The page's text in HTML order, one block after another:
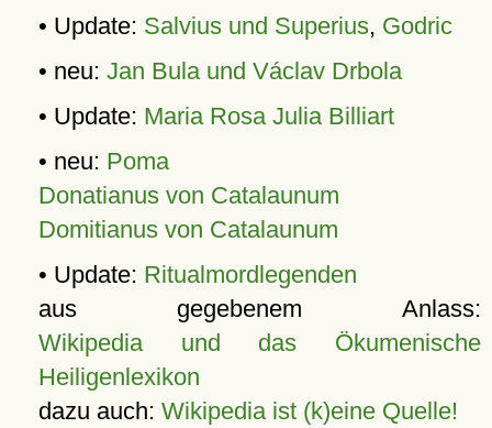
• Update: Salvius und Superius, Godric
• neu: Jan Bula und Václav Drbola
• Update: Maria Rosa Julia Billiart
• neu: Poma
Donatianus von Catalaunum
Domitianus von Catalaunum
• Update: Ritualmordlegenden
aus gegebenem Anlass:
Wikipedia und das Ökumenische
Heiligenlexikon
dazu auch: Wikipedia ist (k)eine Quelle!